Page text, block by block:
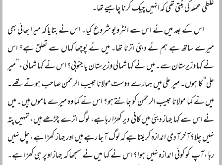
غلطی عملہ کی بنتی تھی کہ انہیں چیک کرنا چاہیے تھا۔
اس کے بعد میں نے اس سے انٹرویو شروع کیا۔ اس نے بتایا کہ میرا بھائی بھی
میرے ساتھ ہے ہم نے دبئی اترنا تھا۔ میں نے پوچھا کہاں سے تعلق ہے؟ اس
نے کہا وزیرستان سے۔ میں نے کہا شمالی وزیرستان یا جنوبی؟ اس نے کہا شمالی ، ”میر
علی“ کا ہوں۔ میر علی میں ہمارے دوست مولانا حبیب الرحمٰن صاحب ہوتے تھے۔
میں نے کہا مولانا حبیب الرحمٰن کو جانتے ہو؟ اس نے کہا وہ میرے ماموں ہیں۔ میں
نے اس سے کہا جہاز دبئی میں کافی دیر کھڑا رہا ہے، لوگ اترے چڑھے ہیں، تمہیں پتہ
نہیں چلا؟ آخر آدمی اندازہ کر لیتا ہے کہ لوگ آ جا رہے ہیں اور جہاز کھڑا ہے، چل نہیں
رہا ، آپ کو کوئی اندازہ نہیں ہوا؟ اس نے کہا میں نے سمجھا کہ جہاز اوپر ہی کھڑا ہے۔